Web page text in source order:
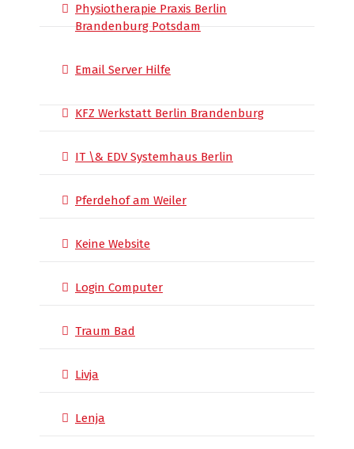
Physiotherapie Praxis Berlin
Brandenburg Potsdam
Email Server Hilfe
KFZ Werkstatt Berlin Brandenburg
IT \& EDV Systemhaus Berlin
Pferdehof am Weiler
Keine Website
Login Computer
Traum Bad
Livja
Lenja